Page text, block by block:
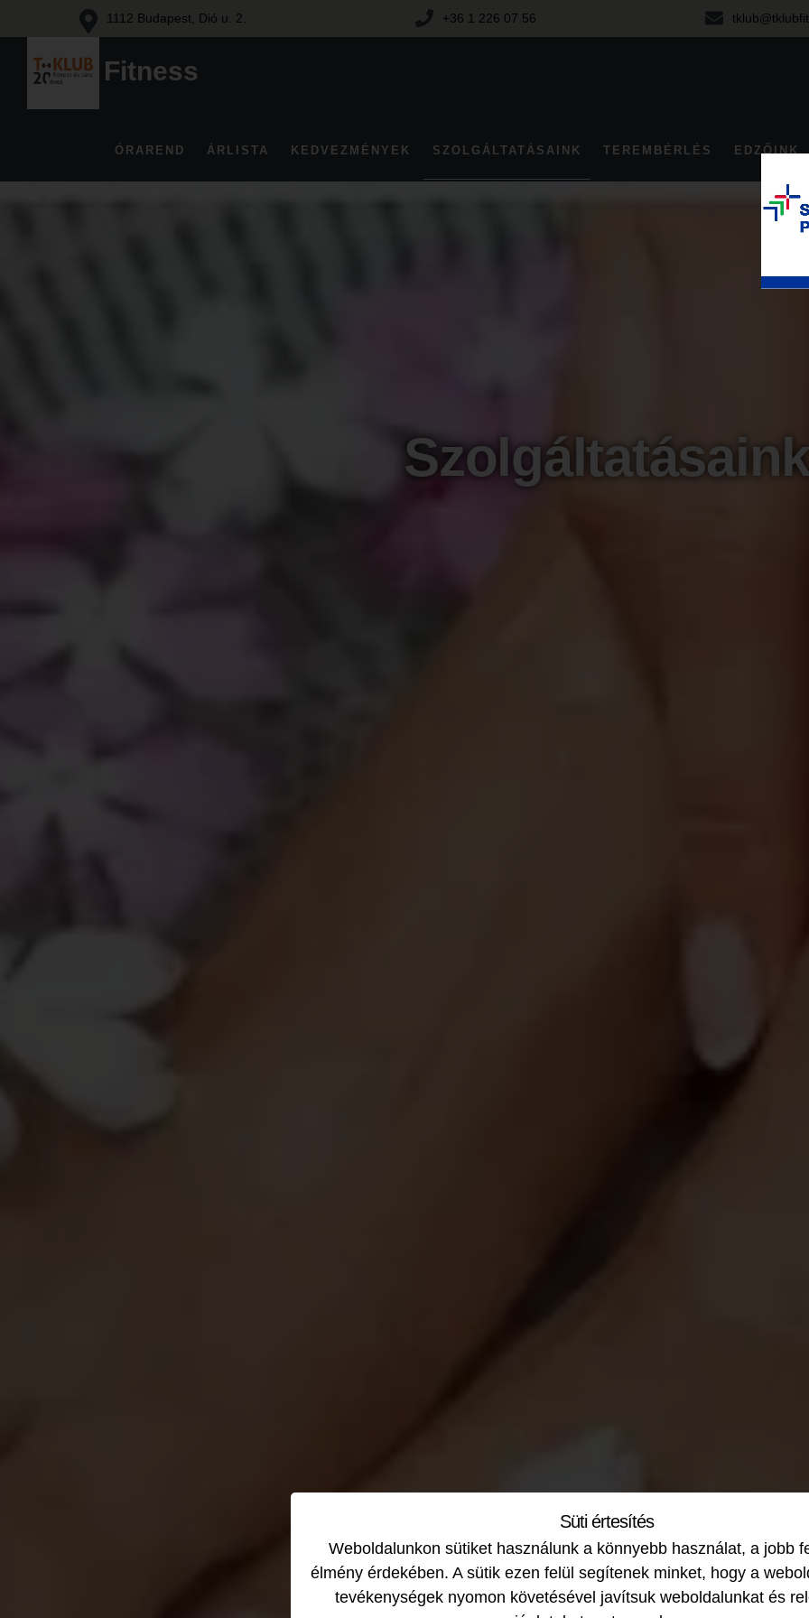
1112 Budapest, Dió u. 2. +36 1 226 07 56
Fitness
és
Fitness
ÓRAREND ÁRLISTA KEDVEZMÉNYEK SZOLGÁLTATÁSAINK TEREMBÉRLÉS EDZŐINK
Szolgáltatásaink
Süti értesítés
Weboldalunkon sütiket használunk a könnyebb használat, a jobb
élmény érdekében. A sütik ezen felül segítenek minket, hogy a
tevékenységek nyomon követésével javítsuk weboldalunkat és